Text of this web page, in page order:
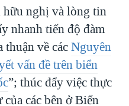
hữu nghị và lòng tin
nhanh tiến độ đàm
thuận về cácNguyên
vấn đề trên biển
”; thúc đẩy việc thực
các bên ở Biển